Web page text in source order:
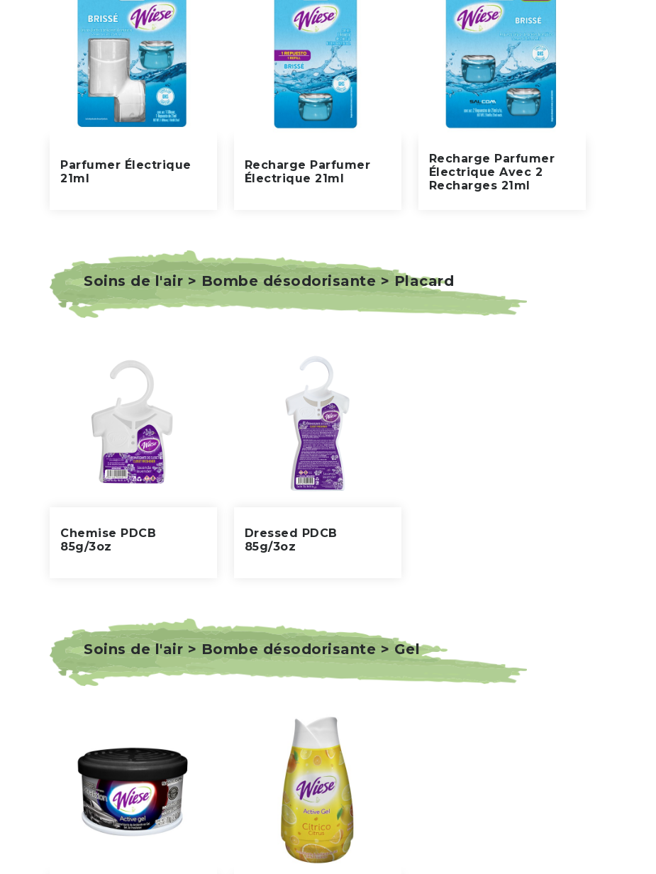
Parfumer Électrique
21ml
Recharge Parfumer
Électrique 21ml
Recharge Parfumer
Électrique Avec 2
Recharges 21ml
Soins de l'air > Bombe désodorisante > Placard
Chemise PDCB
85g/3oz
Dressed PDCB
85g/3oz
Soins de l'air > Bombe désodorisante > Gel